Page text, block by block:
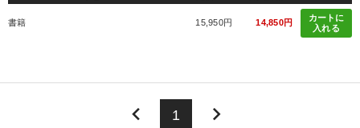
書籍 15,950円 14,850円
カートに
入れる
keyboard_arrow_left 1 keyboard_arrow_right